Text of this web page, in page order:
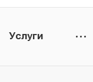
Услуги